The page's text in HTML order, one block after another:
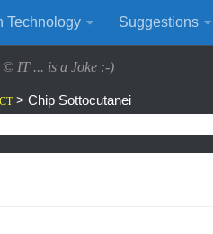
Technology Suggestions
© IT ... is a Joke :-)
> Chip Sottocutanei